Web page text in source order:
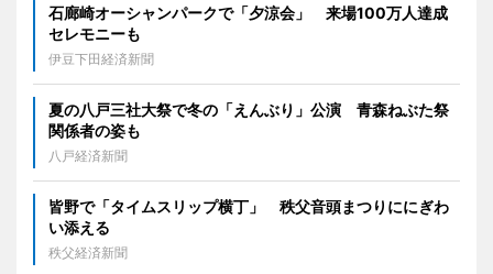
石廊崎オーシャンパークで「夕涼会」 来場100万人達成
セレモニーも
伊豆下田経済新聞
夏の八戸三社大祭で冬の「えんぶり」公演 青森ねぶた祭
関係者の姿も
八戸経済新聞
皆野で「タイムスリップ横丁」 秩父音頭まつりににぎわ
い添える
秩父経済新聞